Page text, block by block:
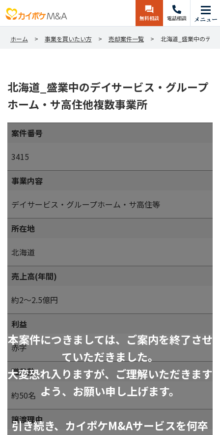
無料相談 電話相談 メニュー
ホーム 事業を買いたい方 売却案件一覧 北海道_盛業中のデイ
北海道_盛業中のデイサービス・グループ
ホーム・サ高住他複数事業所
本案件につきましては、ご案内を終了させ
ていただきました。
大変恐れ入りますが、ご理解いただきます
よう、お願い申し上げます。
引き続き、カイポケM&Aサービスを何卒
案件番号
3415
事業内容
デイサービス・グループホーム・サ高住等
所在地
北海道
売上高(年間)
約2～2.5億円
利益
赤字
職員数
約50名
譲渡理由